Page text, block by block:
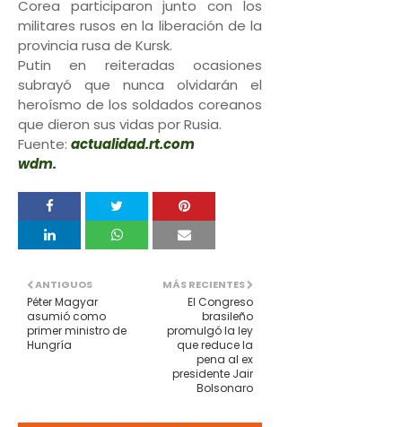
Corea participaron junto con los
militares rusos en la liberación de la
provincia rusa de Kursk.
Putin en reiteradas ocasiones
subrayó que nunca olvidarán el
heroísmo de los soldados coreanos
que dieron sus vidas por Rusia.
Fuente: actualidad.rt.com
wdm.
MÁS RECIENTES
El Congreso
brasileño
promulgó la ley
que reduce la
pena al ex
presidente Jair
Bolsonaro
ANTIGUOS
Péter Magyar
asumió como
primer ministro de
Hungría